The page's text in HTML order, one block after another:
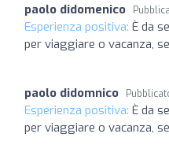
paolo didomenico
Esperienza positiva: È da
per viaggiare o vacanza,
paolo didomnico
Esperienza positiva: È da
per viaggiare o vacanza,